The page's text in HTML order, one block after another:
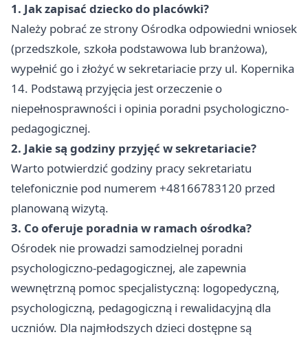
1. Jak zapisać dziecko do placówki?
Należy pobrać ze strony Ośrodka odpowiedni wniosek
(przedszkole, szkoła podstawowa lub branżowa),
wypełnić go i złożyć w sekretariacie przy ul. Kopernika
14. Podstawą przyjęcia jest orzeczenie o
niepełnosprawności i opinia poradni psychologiczno-
pedagogicznej.
2. Jakie są godziny przyjęć w sekretariacie?
Warto potwierdzić godziny pracy sekretariatu
telefonicznie pod numerem +48166783120 przed
planowaną wizytą.
3. Co oferuje poradnia w ramach ośrodka?
Ośrodek nie prowadzi samodzielnej poradni
psychologiczno-pedagogicznej, ale zapewnia
wewnętrzną pomoc specjalistyczną: logopedyczną,
psychologiczną, pedagogiczną i rewalidacyjną dla
uczniów. Dla najmłodszych dzieci dostępne są